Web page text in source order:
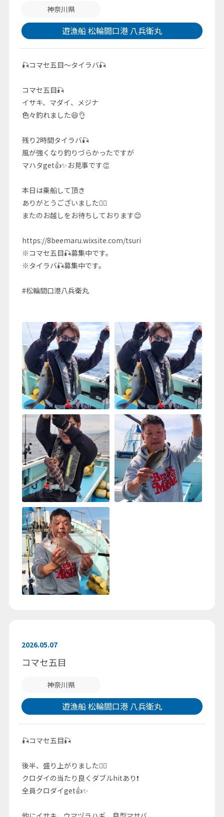
神奈川県
遊漁船 松輪間口港 八兵衛丸
🎣コマセ五目～タイラバ🎣
コマセ五目🎣
イサキ、マダイ、メジナ
色々釣れました😄👌
残り2時間タイラバ🎣
風が強くなり釣りづらかったですが
マハタget👍✨お見事です👏
本日は乗船して頂き
ありがとうございました🙇‍♂️
またのお越しをお待ちしております😊
https://8beemaru.wixsite.com/tsuri
※コマセ五目🎣募集中です。
※タイラバ🎣募集中です。
#松輪間口港八兵衛丸
2026.05.07
コマセ五目
神奈川県
遊漁船 松輪間口港 八兵衛丸
🎣コマセ五目🎣
後半、盛り上がりました🙆‍♂️
クロダイの当たり良くダブルhitあり❗
全員クロダイget👍✨